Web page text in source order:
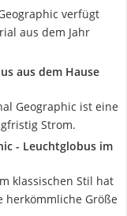
verfügt
aus dem Jahr
aus dem Hause
Geographic ist eine
Strom.
- Leuchtglobus im
klassischen Stil hat
herkömmliche Größe